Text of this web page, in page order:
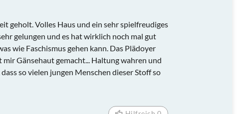
geholt. Volles Haus und ein sehr spielfreudiges
gelungen und es hat wirklich noch mal gut
wie Faschismus gehen kann. Das Plädoyer
mir Gänsehaut gemacht... Haltung wahren und
so vielen jungen Menschen dieser Stoff so